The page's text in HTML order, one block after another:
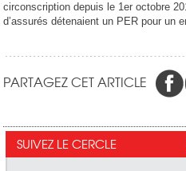
circonscription depuis le 1er octobre
d’assurés détenaient un PER pour un
PARTAGEZ CET ARTICLE
SUIVEZ LE CERCLE